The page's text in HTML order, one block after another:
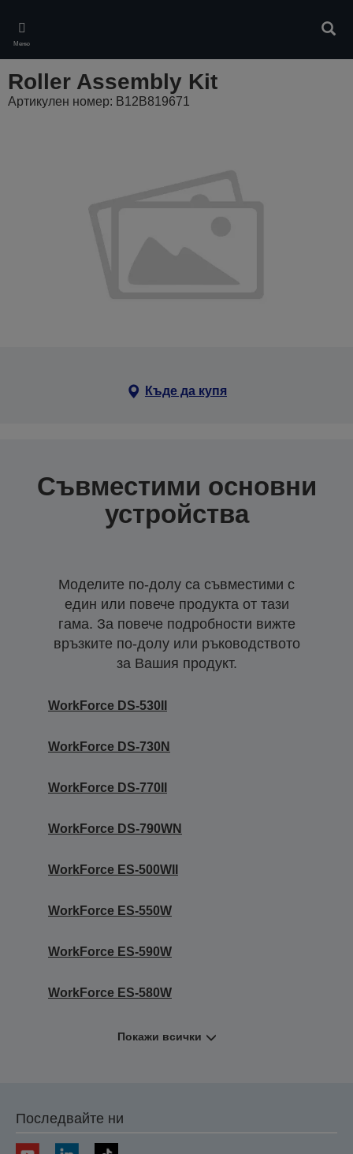
main
content
Меню
Roller Assembly Kit
Артикулен номер: B12B819671
Къде да купя
Съвместими основни
устройства
Моделите по-долу са съвместими с
един или повече продукта от тази
гама. За повече подробности вижте
връзките по-долу или ръководството
за Вашия продукт.
WorkForce DS-530II
WorkForce DS-730N
WorkForce DS-770II
WorkForce DS-790WN
WorkForce ES-500WII
WorkForce ES-550W
WorkForce ES-590W
WorkForce ES-580W
Покажи всички
Последвайте ни